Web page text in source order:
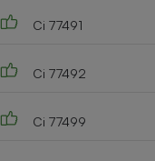
Ci 77491
Ci 77492
Ci 77499